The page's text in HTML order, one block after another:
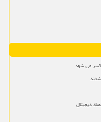
کسر می شود
دیجیتال